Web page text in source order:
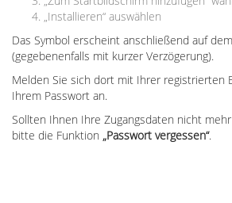
„Installieren“ auswählen
Das Symbol erscheint anschließend auf
(gegebenenfalls mit kurzer Verzögerung).
Melden Sie sich dort mit Ihrer registrierten
Ihrem Passwort an.
Sollten Ihnen Ihre Zugangsdaten nicht
bitte die Funktion „Passwort vergessen“.